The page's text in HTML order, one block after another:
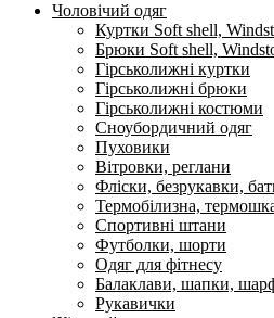
Чоловічий одяг
Куртки Soft shell,
Брюки Soft shell,
Гірськолижні куртки
Гірськолижні брюки
Гірськолижні костюми
Сноубордичний одяг
Пуховики
Вітровки, реглани
Фліски, безрукавки,
Термобілизна,
Спортивні штани
Футболки, шорти
Одяг для фітнесу
Балаклави, шапки,
Рукавички